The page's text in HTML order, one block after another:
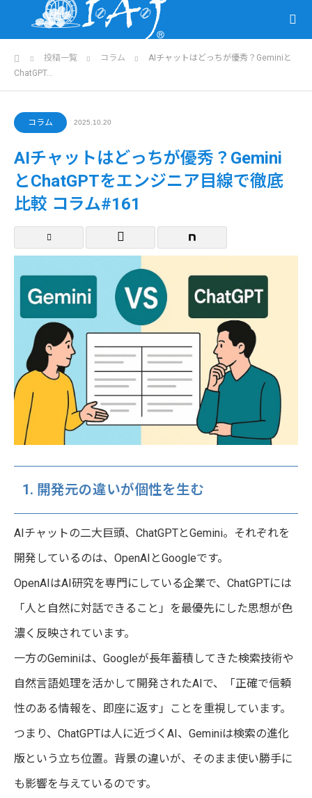
ホーム投稿一覧 コラム
AIチャットはどっちが優秀？Geminiと
ChatGPT…
コラム 2025.10.20
AIチャットはどっちが優秀？Gemini
とChatGPTをエンジニア目線で徹底
比較 コラム#161
1. 開発元の違いが個性を生む
AIチャットの二大巨頭、ChatGPTとGemini。それぞれを
開発しているのは、OpenAIとGoogleです。
OpenAIはAI研究を専門にしている企業で、ChatGPTには
「人と自然に対話できること」を最優先にした思想が色
濃く反映されています。
一方のGeminiは、Googleが長年蓄積してきた検索技術や
自然言語処理を活かして開発されたAIで、「正確で信頼
性のある情報を、即座に返す」ことを重視しています。
つまり、ChatGPTは人に近づくAI、Geminiは検索の進化
版という立ち位置。背景の違いが、そのまま使い勝手に
も影響を与えているのです。